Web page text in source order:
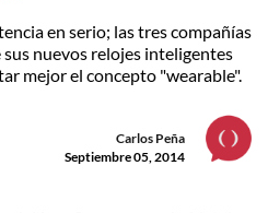
en serio; las tres compañías
nuevos relojes inteligentes
mejor el concepto "wearable".
Carlos Peña
Septiembre 05, 2014